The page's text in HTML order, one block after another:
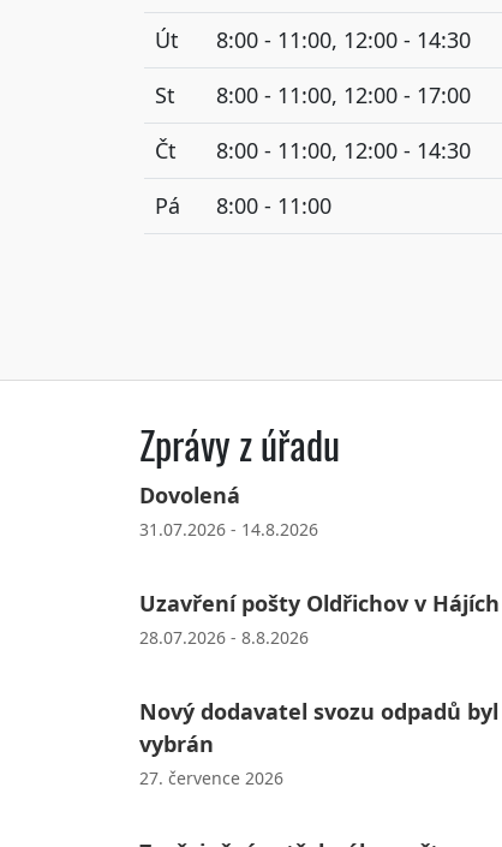
Út
8:00 - 11:00, 12:00 - 14:30
St
8:00 - 11:00, 12:00 - 17:00
Čt
8:00 - 11:00, 12:00 - 14:30
Pá
8:00 - 11:00
Zprávy z úřadu
Dovolená
31.07.2026 - 14.8.2026
Uzavření pošty Oldřichov v Hájích
28.07.2026 - 8.8.2026
Nový dodavatel svozu odpadů byl
vybrán
27. července 2026